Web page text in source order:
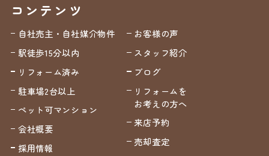
コンテンツ
自社売主・自社媒介物件
駅徒歩15分以内
リフォーム済み
駐車場2台以上
ペット可マンション
会社概要
採用情報
お客様の声
スタッフ紹介
ブログ
リフォームを
お考えの方へ
来店予約
売却査定